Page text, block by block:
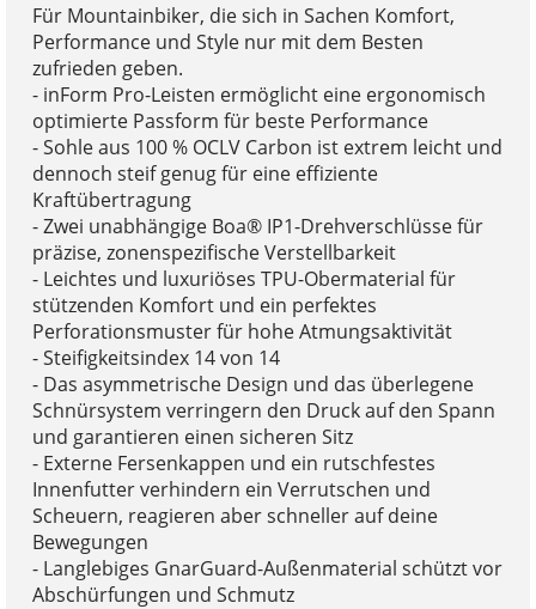
Für Mountainbiker, die sich in Sachen Komfort,
Performance und Style nur mit dem Besten
zufrieden geben.
- inForm Pro-Leisten ermöglicht eine ergonomisch
optimierte Passform für beste Performance
- Sohle aus 100 % OCLV Carbon ist extrem leicht und
dennoch steif genug für eine effiziente
Kraftübertragung
- Zwei unabhängige Boa® IP1-Drehverschlüsse für
präzise, zonenspezifische Verstellbarkeit
- Leichtes und luxuriöses TPU-Obermaterial für
stützenden Komfort und ein perfektes
Perforationsmuster für hohe Atmungsaktivität
- Steifigkeitsindex 14 von 14
- Das asymmetrische Design und das überlegene
Schnürsystem verringern den Druck auf den Spann
und garantieren einen sicheren Sitz
- Externe Fersenkappen und ein rutschfestes
Innenfutter verhindern ein Verrutschen und
Scheuern, reagieren aber schneller auf deine
Bewegungen
- Langlebiges GnarGuard-Außenmaterial schützt vor
Abschürfungen und Schmutz